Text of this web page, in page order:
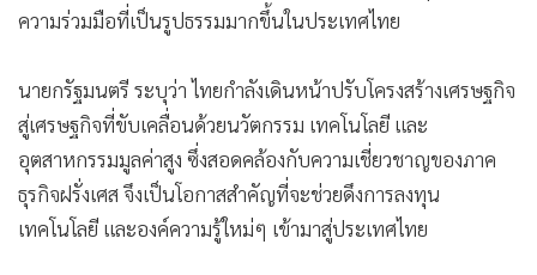
ความร่วมมือที่เป็นรูปธรรมมากขึ้นในประเทศไทย
นายกรัฐมนตรี ระบุว่า ไทยกำลังเดินหน้าปรับโครงสร้างเศรษฐกิจ
สู่เศรษฐกิจที่ขับเคลื่อนด้วยนวัตกรรม เทคโนโลยี และ
อุตสาหกรรมมูลค่าสูง ซึ่งสอดคล้องกับความเชี่ยวชาญของภาค
ธุรกิจฝรั่งเศส จึงเป็นโอกาสสำคัญที่จะช่วยดึงการลงทุน
เทคโนโลยี และองค์ความรู้ใหม่ๆ เข้ามาสู่ประเทศไทย